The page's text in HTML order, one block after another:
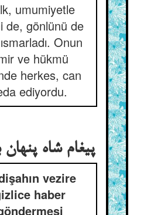
umumiyetle
de, gönlünü de
Onun
ve hükmü
herkes, can
ediyordu.
پیغام شاه پنهان
vezire
haber